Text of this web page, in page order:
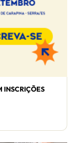
INSCRIÇÕES